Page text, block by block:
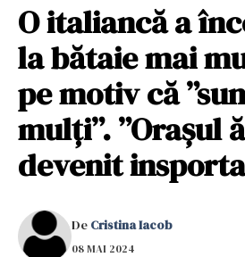
O italiancă a
la bătaie mai
pe motiv că
mulți”. ”Orașul
devenit
De Cristina Iacob
08 MAI 2024